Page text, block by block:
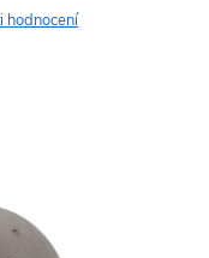
hodnocení